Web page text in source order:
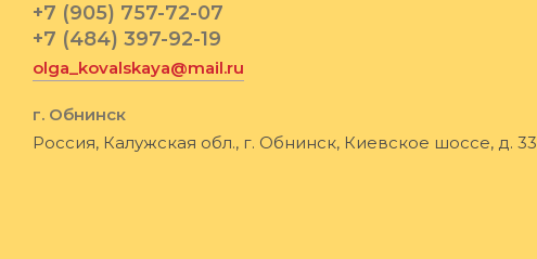
+7 (905) 757-72-07
+7 (484) 397-92-19
olga_kovalskaya@mail.ru
г. Обнинск
Россия, Калужская обл., г. Обнинск, Киевское шоссе, д. 33